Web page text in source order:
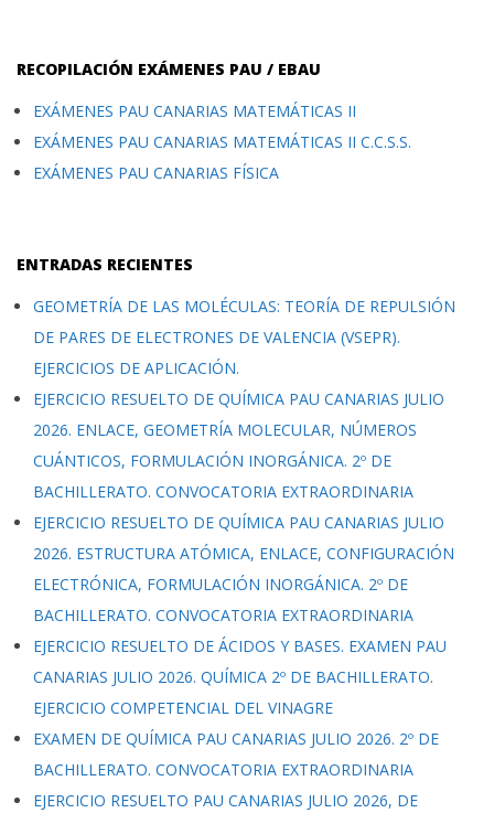
RECOPILACIÓN EXÁMENES PAU / EBAU
EXÁMENES PAU CANARIAS MATEMÁTICAS II
EXÁMENES PAU CANARIAS MATEMÁTICAS II C.C.S.S.
EXÁMENES PAU CANARIAS FÍSICA
ENTRADAS RECIENTES
GEOMETRÍA DE LAS MOLÉCULAS: TEORÍA DE REPULSIÓN
DE PARES DE ELECTRONES DE VALENCIA (VSEPR).
EJERCICIOS DE APLICACIÓN.
EJERCICIO RESUELTO DE QUÍMICA PAU CANARIAS JULIO
2026. ENLACE, GEOMETRÍA MOLECULAR, NÚMEROS
CUÁNTICOS, FORMULACIÓN INORGÁNICA. 2º DE
BACHILLERATO. CONVOCATORIA EXTRAORDINARIA
EJERCICIO RESUELTO DE QUÍMICA PAU CANARIAS JULIO
2026. ESTRUCTURA ATÓMICA, ENLACE, CONFIGURACIÓN
ELECTRÓNICA, FORMULACIÓN INORGÁNICA. 2º DE
BACHILLERATO. CONVOCATORIA EXTRAORDINARIA
EJERCICIO RESUELTO DE ÁCIDOS Y BASES. EXAMEN PAU
CANARIAS JULIO 2026. QUÍMICA 2º DE BACHILLERATO.
EJERCICIO COMPETENCIAL DEL VINAGRE
EXAMEN DE QUÍMICA PAU CANARIAS JULIO 2026. 2º DE
BACHILLERATO. CONVOCATORIA EXTRAORDINARIA
EJERCICIO RESUELTO PAU CANARIAS JULIO 2026, DE